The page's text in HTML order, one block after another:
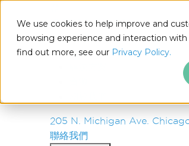
We use cookies to help improve and
browsing experience and interaction with
find out more, see our Privacy Policy.
IRONSOFTWARE
產品
企業
205 N. Michigan Ave.
聯絡我們